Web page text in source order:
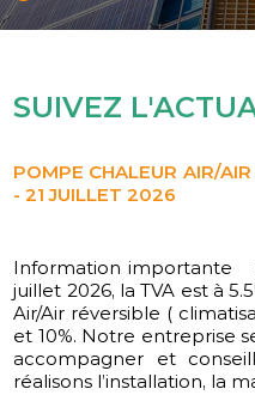
SUIVEZ
POMPE CHALEUR AIR/
- 21 JUILLET 2026
Information importante
juillet 2026, la TVA est à
Air/Air réversible (
et 10%. Notre entreprise
accompagner et
réalisons l’installation, la
L'équipe CD ENERGIES
2026